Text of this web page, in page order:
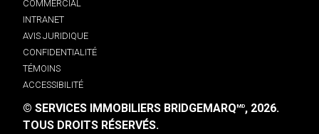
COMMERCIAL
INTRANET
AVIS JURIDIQUE
CONFIDENTIALITÉ
TÉMOINS
ACCESSIBILITÉ
© SERVICES IMMOBILIERS BRIDGEMARQMD, 2026.
TOUS DROITS RÉSERVÉS.